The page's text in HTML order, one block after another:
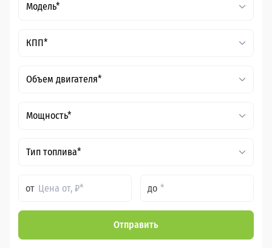
Модель*
КПП*
Объем двигателя*
Мощность*
Тип топлива*
от до
Отправить